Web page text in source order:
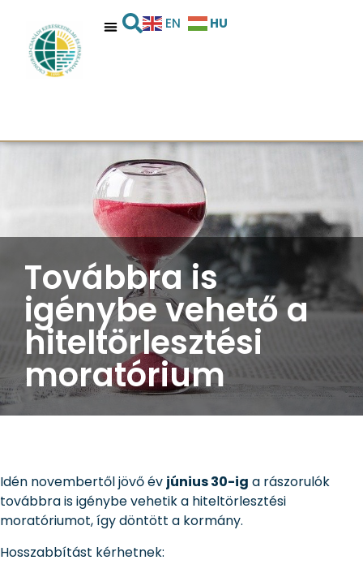
EN HU
Továbbra is
igénybe vehető a
hiteltörlesztési
moratórium
Idén novembertől jövő év június 30-ig a rászorulók
továbbra is igénybe vehetik a hiteltörlesztési
moratóriumot, így döntött a kormány.
Hosszabbítást kérhetnek: